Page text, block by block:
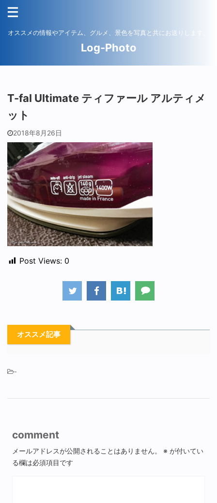
オススメの情報やアイテム、グルメ、景色を写真と共にお送りします。
Log-Photo
T-fal Ultimate ティファール アルティメ
ット
2018年8月26日
Post Views: 0
オススメ記事
-
comment
メールアドレスが公開されることはありません。 ※ が付いてい
る欄は必須項目です